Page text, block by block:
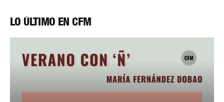
LO ÚLTIMO EN CFM